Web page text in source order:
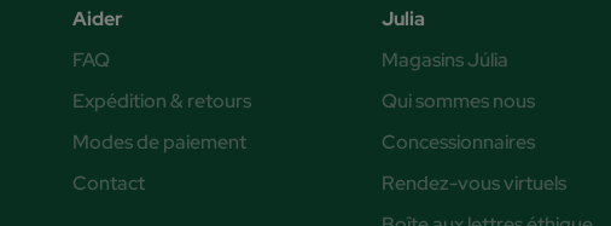
Aider
FAQ
Expédition & retours
Modes de paiement
Contact
Julia
Magasins Júlia
Qui sommes nous
Concessionnaires
Rendez-vous virtuels